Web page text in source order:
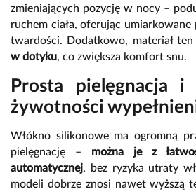
zmieniających pozycję w nocy –
ruchem ciała, oferując umiarkowane
twardości. Dodatkowo, materiał ten
w dotyku, co zwiększa komfort snu.
Prosta pielęgnacja i
żywotności
Włókno silikonowe ma ogromną
pielęgnację – można je z
automatycznej, bez ryzyka utraty
modeli dobrze znosi nawet wyższą